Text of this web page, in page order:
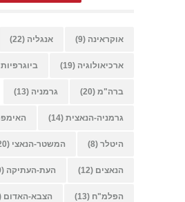
אוקראינה (9) אנגליה (22)
ארכיאולוגיה (19) ביוגרפיות
ברה"מ (20) גרמניה (13)
גרמניה-הנאצית (14)
היטלר (8) המשטר-הנאצי (20)
הנאצים (12) העת-העתיקה (9)
הפלמ"ח (13) הצבא-האדום